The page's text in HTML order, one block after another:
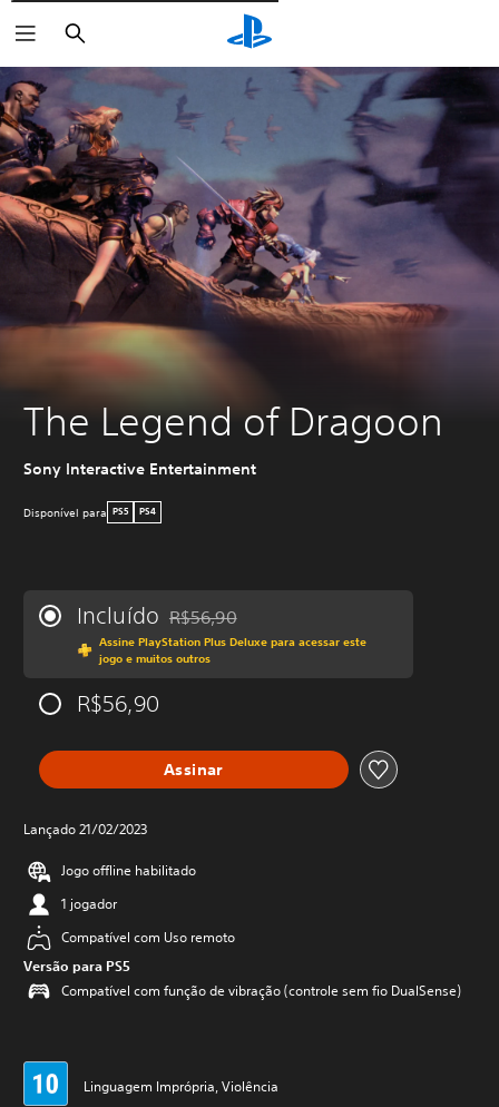
Pesquisar
The Legend of Dragoon
Sony Interactive Entertainment
Disponível para PS5 PS4
Incluído Desconto aplicado no preço original de
R$56,90
Assine PlayStation Plus Deluxe para acessar este
jogo e muitos outros
R$56,90
Assinar
Lançado 21/02/2023
Jogo offline habilitado
1 jogador
Compatível com Uso remoto
Versão para PS5
Compatível com função de vibração (controle sem fio DualSense)
Linguagem Imprópria, Violência